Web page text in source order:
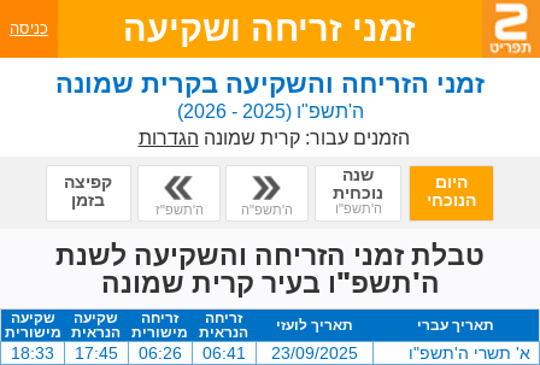
זמני זריחה ושקיעה כניסה
זמני הזריחה והשקיעה בקרית שמונה
ה'תשפ"ו(2025 - 2026)
הזמנים עבור:קרית שמונה הגדרות
היום
הנוכחי
שנה
נוכחית
ה'תשפ"ו ה'תשפ"ה ה'תשפ"ז
קפיצה
בזמן
טבלת זמני הזריחה והשקיעה לשנת
ה'תשפ"ו בעיר קרית שמונה
תאריך עברי תאריך לועזי
זריחה
הנראית
זריחה
מישורית
שקיעה
הנראית
שקיעה
מישורית
א' תשרי ה'תשפ"ו 23/09/2025
06:41
06:26
17:45
18:33